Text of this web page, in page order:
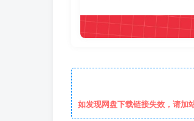
如发现网盘下载链接失效，请加